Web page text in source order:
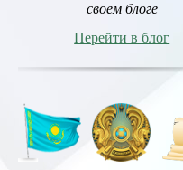
своем блоге
Перейти в блог